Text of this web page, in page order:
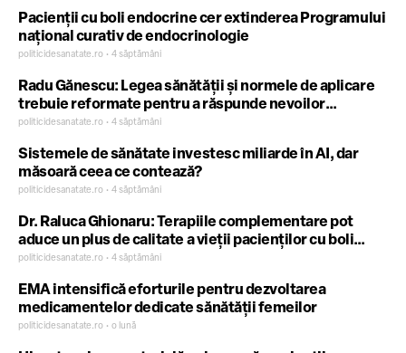
Pacienții cu boli endocrine cer extinderea Programului
național curativ de endocrinologie
politicidesanatate.ro • 4 săptămâni
Radu Gănescu: Legea sănătății și normele de aplicare
trebuie reformate pentru a răspunde nevoilor
persoanelor cu boli cronice
politicidesanatate.ro • 4 săptămâni
Sistemele de sănătate investesc miliarde în AI, dar
măsoară ceea ce contează?
politicidesanatate.ro • 4 săptămâni
Dr. Raluca Ghionaru: Terapiile complementare pot
aduce un plus de calitate a vieții pacienților cu boli
cronice, fără a înlocui tratamentul convențional
politicidesanatate.ro • 4 săptămâni
EMA intensifică eforturile pentru dezvoltarea
medicamentelor dedicate sănătății femeilor
politicidesanatate.ro • o lună